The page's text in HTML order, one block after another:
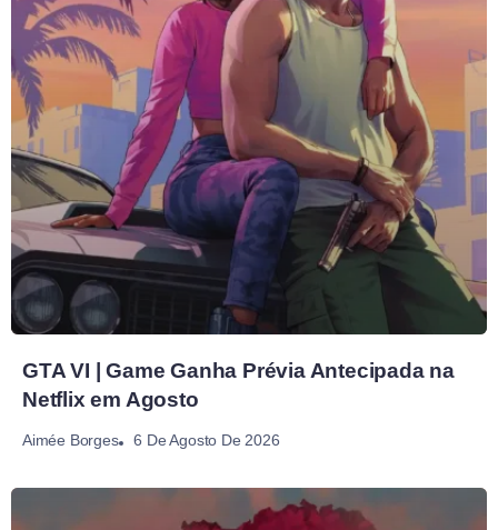
GTA VI | Game Ganha Prévia Antecipada na
Netflix em Agosto
Aimée Borges 6 De Agosto De 2026